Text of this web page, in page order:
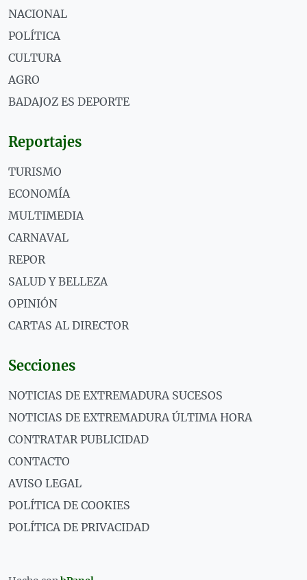
NACIONAL
POLÍTICA
CULTURA
AGRO
BADAJOZ ES DEPORTE
Reportajes
TURISMO
ECONOMÍA
MULTIMEDIA
CARNAVAL
REPOR
SALUD Y BELLEZA
OPINIÓN
CARTAS AL DIRECTOR
Secciones
NOTICIAS DE EXTREMADURA SUCESOS
NOTICIAS DE EXTREMADURA ÚLTIMA HORA
CONTRATAR PUBLICIDAD
CONTACTO
AVISO LEGAL
POLÍTICA DE COOKIES
POLÍTICA DE PRIVACIDAD